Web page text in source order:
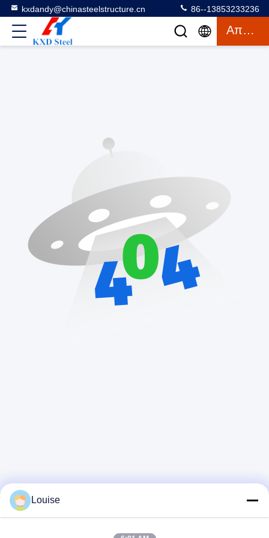
kxdandy@chinasteelstructure.cn 86--13853233236
Απόσπασμα
Louise